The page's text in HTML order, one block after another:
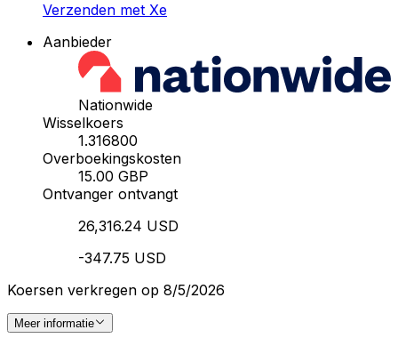
Verzenden met Xe
Aanbieder
Nationwide
Wisselkoers
1.316800
Overboekingskosten
15.00 GBP
Ontvanger ontvangt
26,316.24 USD
-347.75 USD
Koersen verkregen op 8/5/2026
Meer informatie